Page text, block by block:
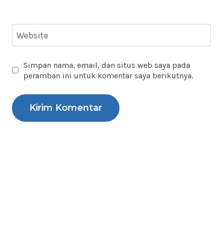
Website
Simpan nama, email, dan situs web saya pada
peramban ini untuk komentar saya berikutnya.